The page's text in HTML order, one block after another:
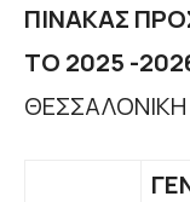
ΠΙΝΑΚΑΣ
ΤΟ 2025 -
ΘΕΣΣΑΛΟΝΙΚΗ